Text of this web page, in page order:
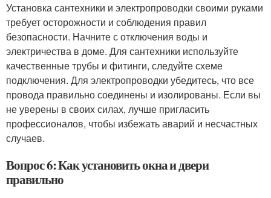
Установка сантехники и электропроводки своими руками
требует осторожности и соблюдения правил
безопасности. Начните с отключения воды и
электричества в доме. Для сантехники используйте
качественные трубы и фитинги, следуйте схеме
подключения. Для электропроводки убедитесь, что все
провода правильно соединены и изолированы. Если вы
не уверены в своих силах, лучше пригласить
профессионалов, чтобы избежать аварий и несчастных
случаев.
Вопрос 6: Как установить окна и двери
правильно